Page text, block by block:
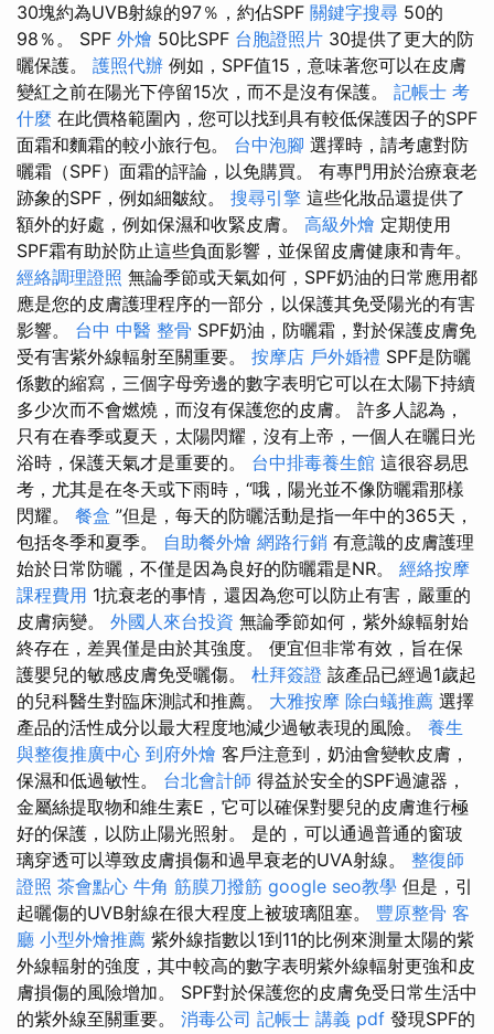
30塊約為UVB射線的97％，約佔SPF 關鍵字搜尋 50的
98％。 SPF 外燴 50比SPF 台胞證照片 30提供了更大的防
曬保護。 護照代辦 例如，SPF值15，意味著您可以在皮膚
變紅之前在陽光下停留15次，而不是沒有保護。 記帳士 考
什麼 在此價格範圍內，您可以找到具有較低保護因子的SPF
面霜和麵霜的較小旅行包。 台中泡腳 選擇時，請考慮對防
曬霜（SPF）面霜的評論，以免購買。 有專門用於治療衰老
跡象的SPF，例如細皺紋。 搜尋引擎 這些化妝品還提供了
額外的好處，例如保濕和收緊皮膚。 高級外燴 定期使用
SPF霜有助於防止這些負面影響，並保留皮膚健康和青年。
經絡調理證照 無論季節或天氣如何，SPF奶油的日常應用都
應是您的皮膚護理程序的一部分，以保護其免受陽光的有害
影響。 台中 中醫 整骨 SPF奶油，防曬霜，對於保護皮膚免
受有害紫外線輻射至關重要。 按摩店 戶外婚禮 SPF是防曬
係數的縮寫，三個字母旁邊的數字表明它可以在太陽下持續
多少次而不會燃燒，而沒有保護您的皮膚。 許多人認為，
只有在春季或夏天，太陽閃耀，沒有上帝，一個人在曬日光
浴時，保護天氣才是重要的。 台中排毒養生館 這很容易思
考，尤其是在冬天或下雨時，“哦，陽光並不像防曬霜那樣
閃耀。 餐盒 ”但是，每天的防曬活動是指一年中的365天，
包括冬季和夏季。 自助餐外燴 網路行銷 有意識的皮膚護理
始於日常防曬，不僅是因為良好的防曬霜是NR。 經絡按摩
課程費用 1抗衰老的事情，還因為您可以防止有害，嚴重的
皮膚病變。 外國人來台投資 無論季節如何，紫外線輻射始
終存在，差異僅是由於其強度。 便宜但非常有效，旨在保
護嬰兒的敏感皮膚免受曬傷。 杜拜簽證 該產品已經過1歲起
的兒科醫生對臨床測試和推薦。 大雅按摩 除白蟻推薦 選擇
產品的活性成分以最大程度地減少過敏表現的風險。 養生
與整復推廣中心 到府外燴 客戶注意到，奶油會變軟皮膚，
保濕和低過敏性。 台北會計師 得益於安全的SPF過濾器，
金屬絲提取物和維生素E，它可以確保對嬰兒的皮膚進行極
好的保護，以防止陽光照射。 是的，可以通過普通的窗玻
璃穿透可以導致皮膚損傷和過早衰老的UVA射線。 整復師
證照 茶會點心 牛角 筋膜刀撥筋 google seo教學 但是，引
起曬傷的UVB射線在很大程度上被玻璃阻塞。 豐原整骨 客
廳 小型外燴推薦 紫外線指數以1到11的比例來測量太陽的紫
外線輻射的強度，其中較高的數字表明紫外線輻射更強和皮
膚損傷的風險增加。 SPF對於保護您的皮膚免受日常生活中
的紫外線至關重要。 消毒公司 記帳士 講義 pdf 發現SPF的